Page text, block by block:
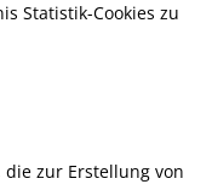
Statistik-Cookies zu
die zur Erstellung von